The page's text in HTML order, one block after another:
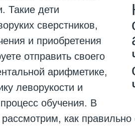
Такие дети
сверстников,
и приобретения
отправить своего
арифметике,
леворукости и
обучения. В
как правильно